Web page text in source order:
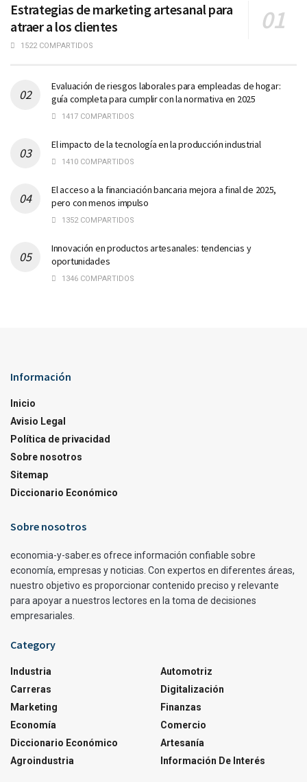
Estrategias de marketing artesanal para
atraer a los clientes
1522 COMPARTIDOS
Evaluación de riesgos laborales para empleadas de hogar:
guía completa para cumplir con la normativa en 2025
1417 COMPARTIDOS
El impacto de la tecnología en la producción industrial
1410 COMPARTIDOS
El acceso a la financiación bancaria mejora a final de 2025,
pero con menos impulso
1352 COMPARTIDOS
Innovación en productos artesanales: tendencias y
oportunidades
1346 COMPARTIDOS
Información
Inicio
Avisio Legal
Política de privacidad
Sobre nosotros
Sitemap
Diccionario Económico
Sobre nosotros
economia-y-saber.es ofrece información confiable sobre
economía, empresas y noticias. Con expertos en diferentes áreas,
nuestro objetivo es proporcionar contenido preciso y relevante
para apoyar a nuestros lectores en la toma de decisiones
empresariales.
Category
Industria
Carreras
Marketing
Economía
Diccionario Económico
Agroindustria
Automotriz
Digitalización
Finanzas
Comercio
Artesanía
Información De Interés